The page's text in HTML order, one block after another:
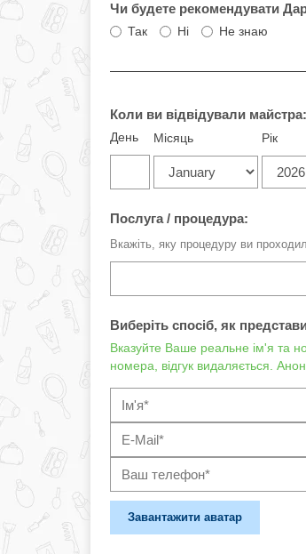
Чи будете рекомендувати
Так Ні Не знаю
Коли ви відвідували майстра:
День Місяць Рік
Послуга / процедура:
Вкажіть, яку процедуру ви
Виберіть спосіб, як
Вказуйте Ваше реальне ім'я та
номера, відгук видаляється.
Завантажити аватар